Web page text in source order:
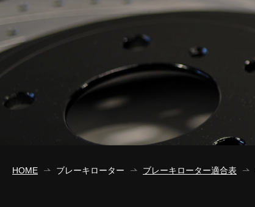
HOME ブレーキローター ブレーキローター適合表